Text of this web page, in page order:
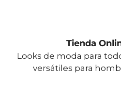
Tienda
Looks de moda para
versátiles para